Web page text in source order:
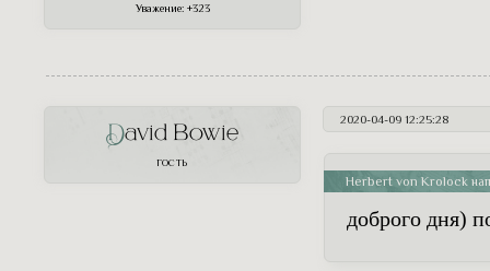
Уважение: +323
2020-04-09 12:25:28
David Bowie
ГОСТЬ
Herbert von Krolock
доброго дня)